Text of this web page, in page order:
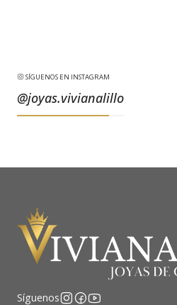
SÍGUENOS EN INSTAGRAM
@joyas.vivianalillo
Síguenos